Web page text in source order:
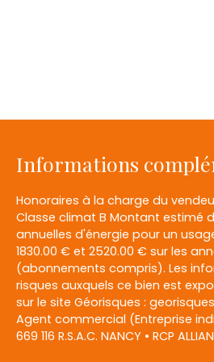
Informations
Honoraires à la charge du
Classe climat B Montant estimé
annuelles d'énergie pour un
1830.00 € et 2520.00 € sur les
(abonnements compris). Les
risques auxquels ce bien est
sur le site Géorisques :
Agent commercial (Entreprise
669 116 R.S.A.C. NANCY • RCP